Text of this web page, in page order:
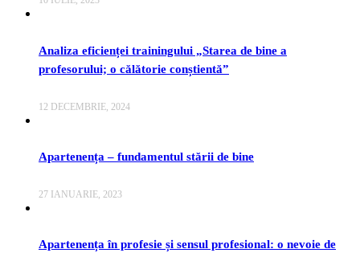
Analiza eficienței trainingului „Starea de bine a
profesorului; o călătorie conștientă”
12 DECEMBRIE, 2024
Apartenența – fundamentul stării de bine
27 IANUARIE, 2023
Apartenența în profesie și sensul profesional: o nevoie de